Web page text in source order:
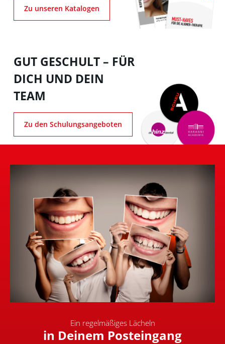
Zu unseren Katalogen
GUT GESCHULT – FÜR
DICH UND DEIN
TEAM
Zu den Schulungsangeboten
Ein regelmäßiges Lächeln
in Deinem Posteingang